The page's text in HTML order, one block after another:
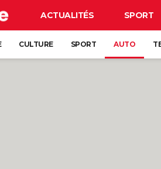
ACTUALITÉS SPORT
CULTURE SPORT AUTO